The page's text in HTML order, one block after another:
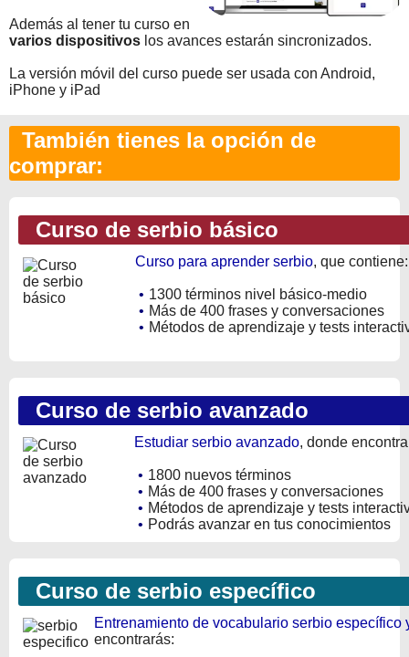
Además al tener tu curso en
varios dispositivos los avances estarán sincronizados.
La versión móvil del curso puede ser usada con Android,
iPhone y iPad
También tienes la opción de
comprar:
Curso de serbio básico
Curso para aprender serbio, que contiene:
• 1300 términos nivel básico-medio
• Más de 400 frases y conversaciones
• Métodos de aprendizaje y tests
Curso de serbio avanzado
Estudiar serbio avanzado, donde
• 1800 nuevos términos
• Más de 400 frases y conversaciones
• Métodos de aprendizaje y tests
• Podrás avanzar en tus conocimientos
Curso de serbio específico
Entrenamiento de vocabulario serbio específico
encontrarás: